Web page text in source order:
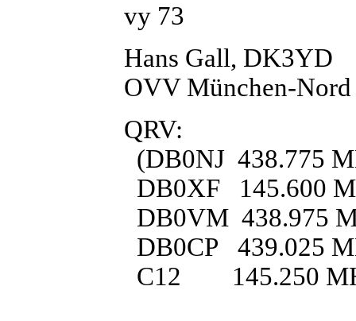
vy 73
Hans Gall, DK3YD
OVV München-Nord
QRV:
(DB0NJ 438.775
DB0XF 145.600
DB0VM 438.975
DB0CP 439.025
C12 145.250